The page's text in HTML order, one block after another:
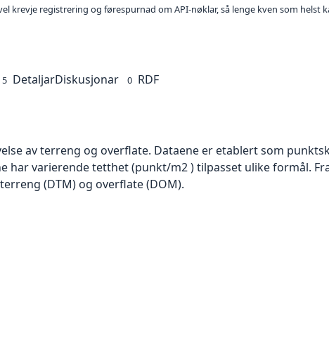
krevje registrering og førespurnad om API-nøklar, så lenge kven som helst
5 DetaljarDiskusjonar 0 RDF
av terreng og overflate. Dataene er etablert som
har varierende tetthet (punkt/m2 ) tilpasset ulike formål.
(DTM) og overflate (DOM).